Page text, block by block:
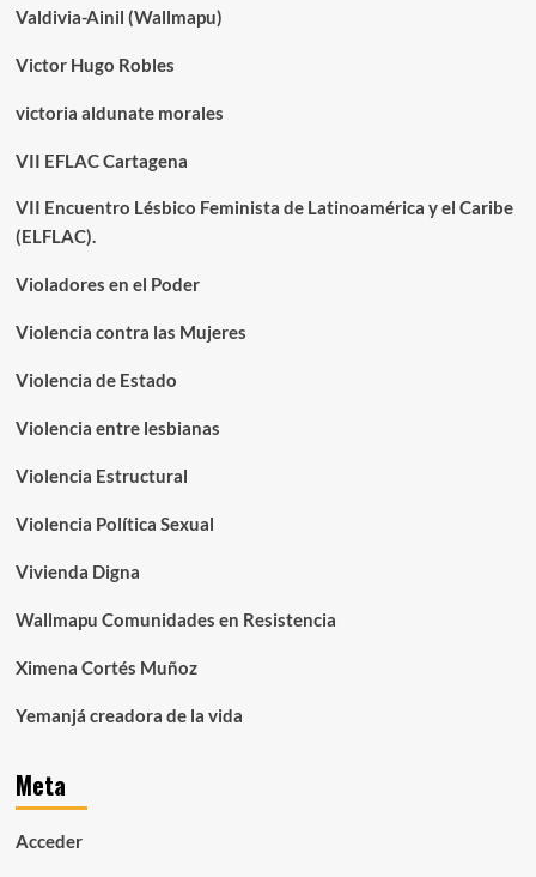
Valdivia-Ainil (Wallmapu)
Victor Hugo Robles
victoria aldunate morales
VII EFLAC Cartagena
VII Encuentro Lésbico Feminista de Latinoamérica y el Caribe
(ELFLAC).
Violadores en el Poder
Violencia contra las Mujeres
Violencia de Estado
Violencia entre lesbianas
Violencia Estructural
Violencia Política Sexual
Vivienda Digna
Wallmapu Comunidades en Resistencia
Ximena Cortés Muñoz
Yemanjá creadora de la vida
Meta
Acceder